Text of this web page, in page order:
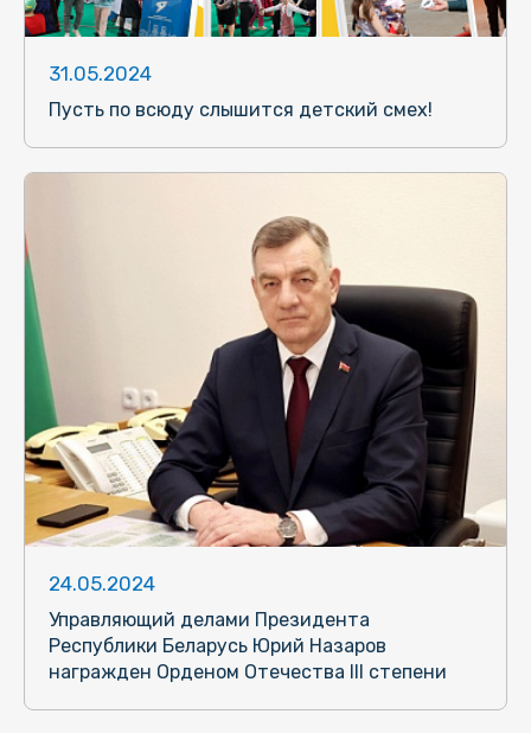
31.05.2024
Пусть по всюду слышится детский смех!
24.05.2024
Управляющий делами Президента
Республики Беларусь Юрий Назаров
награжден Орденом Отечества III степени